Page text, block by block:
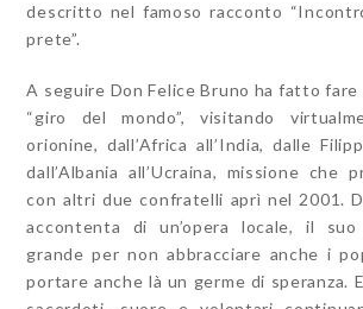
descritto nel famoso racconto
prete”.
A seguire Don Felice Bruno ha fatto
“giro del mondo”, visitando
orionine, dall’Africa all’India, dalle
dall’Albania all’Ucraina, missione che
con altri due confratelli aprì nel 2001.
accontenta di un’opera locale, il
grande per non abbracciare anche i
portare anche là un germe di speranza.